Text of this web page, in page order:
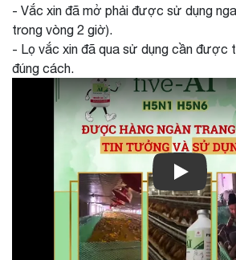
- Vắc xin đã mở phải được sử dụng
trong vòng 2 giờ).
- Lọ vắc xin đã qua sử dụng cần được
đúng cách.
Xem